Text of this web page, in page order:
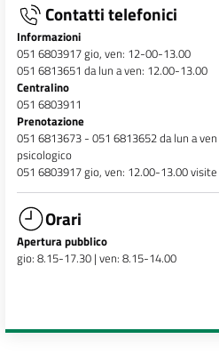
Contatti telefonici
Informazioni
051 6803917 gio, ven: 12-00-13.00
051 6813651 da lun a ven: 12.00-13.00
Centralino
051 6803911
Prenotazione
051 6813673 - 051 6813652 da lun a
psicologico
051 6803917 gio, ven: 12.00-13.00
Orari
Apertura pubblico
gio: 8.15-17.30 | ven: 8.15-14.00